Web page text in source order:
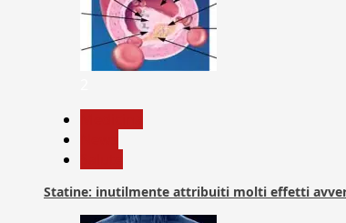
Statine: inutilmente attribuiti molti effetti